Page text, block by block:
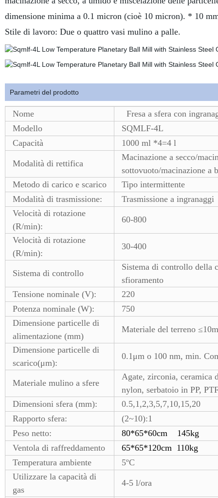
dimensione minima a 0.1 micron (cioè 10 micron). * 10
Stile di lavoro: Due o quattro vasi mulino a palle.
Parametri del prodotto
Nome
Fresa a sfera con
Modello
SQMLF-4L
Capacità
1000 ml *4=4 l
Modalità di rettifica
Macinazione a secco/
sottovuoto/macinazione a
Metodo di carico e scarico
Tipo intermittente
Modalità di trasmissione:
Trasmissione a
Velocità di rotazione
(R/min):
60-800
Velocità di rotazione
(R/min):
30-400
Sistema di controllo
Sistema di controllo della
sfioramento
Tensione nominale (V):
220
Potenza nominale (W):
750
Dimensione particelle di
alimentazione (mm)
Materiale del terreno
Dimensione particelle di
scarico(μm):
0.1μm o 100 nm, min.
Materiale mulino a sfere
Agate, zirconia, ceramica
nylon, serbatoio in PP,
Dimensioni sfera (mm):
0.5,1,2,3,5,7,10,15,20
Rapporto sfera:
(2~10):1
Peso netto:
80*65*60cm 145kg
Ventola di raffreddamento
65*65*120cm 110kg
Temperatura ambiente
5ºC
Utilizzare la capacità di
gas
4-5 l/ora